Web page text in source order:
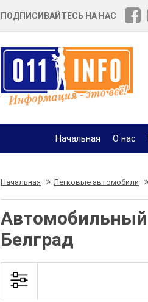
ПОДПИСИВАЙТЕСЬ НА НАС
Начальная О нас
Начальная Легковые автомобили
Автомобильный
Белград